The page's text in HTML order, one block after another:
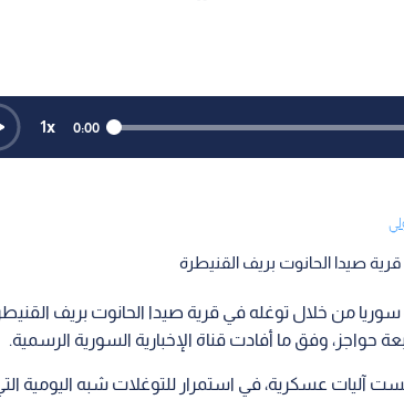
0:00
1x
صيدا الحانوت بريف القنيطرة
سوريا من خلال توغله في قرية صيدا الحانوت بريف
حواجز، وفق ما أفادت قناة الإخبارية السورية الرسمية.
آليات عسكرية، في استمرار للتوغلات شبه اليومية